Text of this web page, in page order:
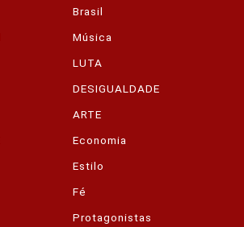
Brasil
Música
LUTA
DESIGUALDADE
ARTE
Economia
Estilo
Fé
Protagonistas